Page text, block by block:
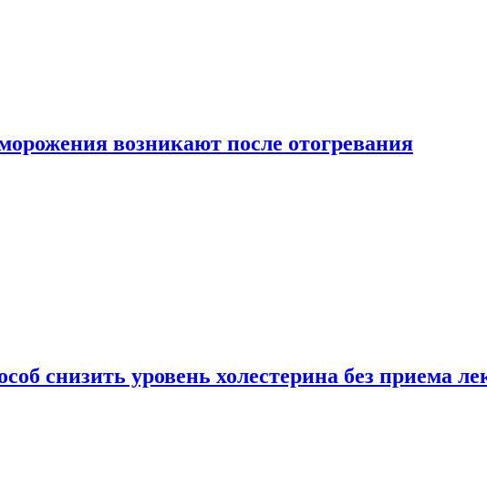
возникают после отогревания
снизить уровень холестерина без приема